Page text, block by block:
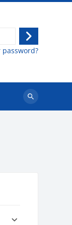
Log
in
Search